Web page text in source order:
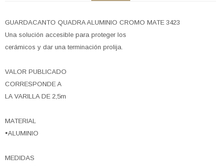
GUARDACANTO QUADRA ALUMINIO CROMO MATE 3423
Una solución accesible para proteger los
cerámicos y dar una terminación prolija.
VALOR PUBLICADO
CORRESPONDE A
LA VARILLA DE 2,5m
MATERIAL
•ALUMINIO
MEDIDAS